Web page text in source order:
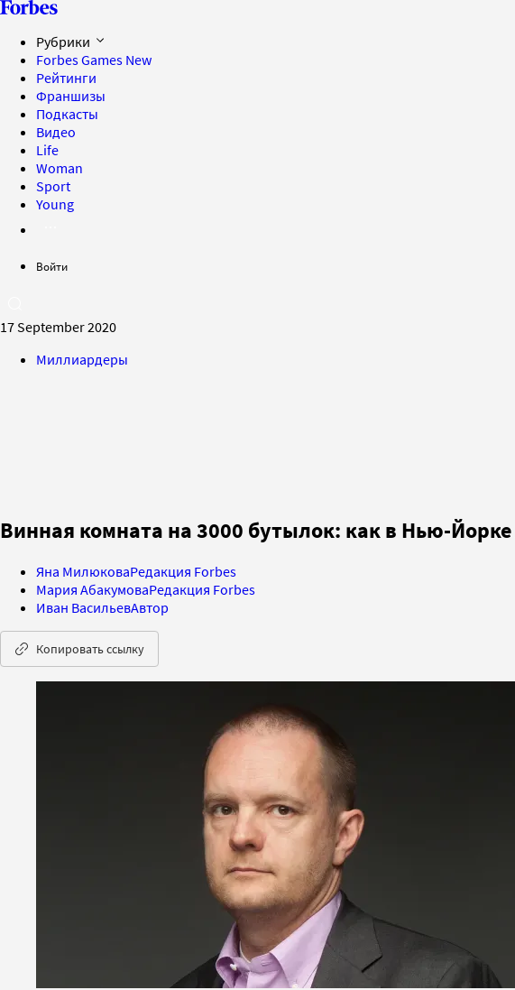
Рубрики
Forbes Games New
Рейтинги
Франшизы
Подкасты
Видео
Life
Woman
Sport
Young
Войти
17 September 2020
Миллиардеры
Винная комната на 3000 бутылок: как в Нью-
Яна МилюковаРедакция Forbes
Мария АбакумоваРедакция Forbes
Иван ВасильевАвтор
Копировать ссылку